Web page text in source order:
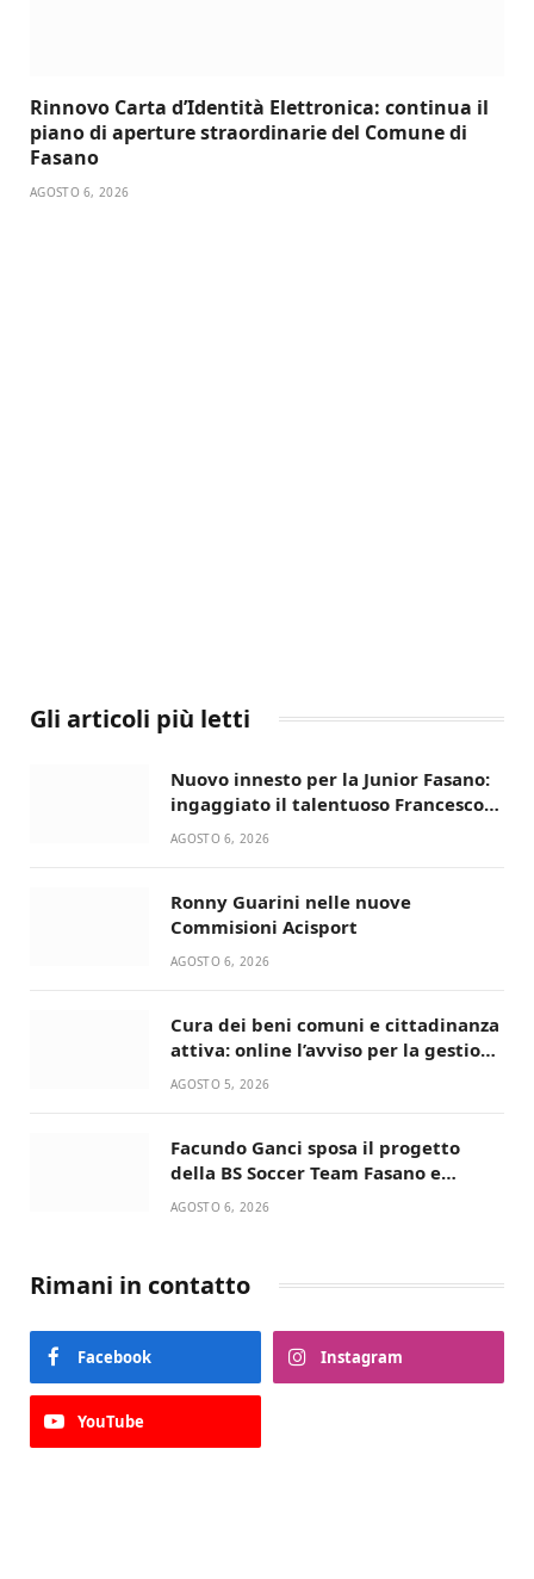
Rinnovo Carta d’Identità Elettronica: continua il
piano di aperture straordinarie del Comune di
Fasano
AGOSTO 6, 2026
Gli articoli più letti
Nuovo innesto per la Junior Fasano:
ingaggiato il talentuoso Francesco
Lupo Timini
AGOSTO 6, 2026
Ronny Guarini nelle nuove
Commisioni Acisport
AGOSTO 6, 2026
Cura dei beni comuni e cittadinanza
attiva: online l’avviso per la gestione
condivisa della Villetta di Laureto
AGOSTO 5, 2026
Facundo Ganci sposa il progetto
della BS Soccer Team Fasano e
ritorna in campo
AGOSTO 6, 2026
Rimani in contatto
Facebook Instagram
YouTube